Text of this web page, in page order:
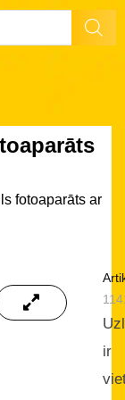
fotoaparāts ar
ir